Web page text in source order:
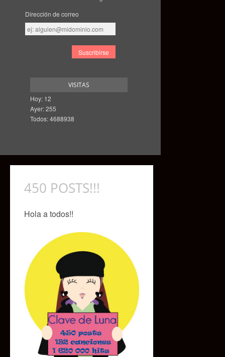
Dirección de correo
Dirección
de
VISITAS
Hoy: 12
Ayer: 255
Todos: 4688938
450 POSTS!!!
Hola a todos!!